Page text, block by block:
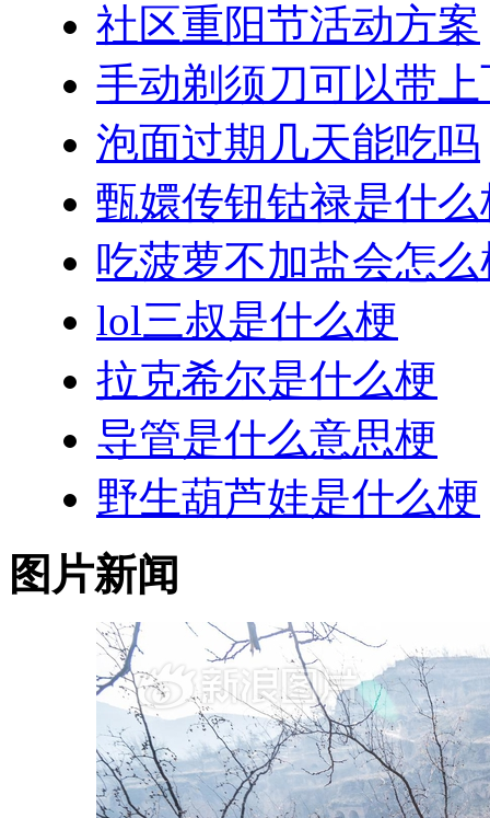
社区重阳节活动方案
手动剃须刀可以带
泡面过期几天能吃吗
甄嬛传钮钴禄是什么
吃菠萝不加盐会怎么
lol三叔是什么梗
拉克希尔是什么梗
导管是什么意思梗
野生葫芦娃是什么梗
图片新闻